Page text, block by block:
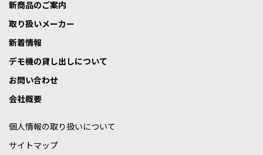
新商品のご案内
取り扱いメーカー
新着情報
デモ機の貸し出しについて
お問い合わせ
会社概要
個人情報の取り扱いについて
サイトマップ